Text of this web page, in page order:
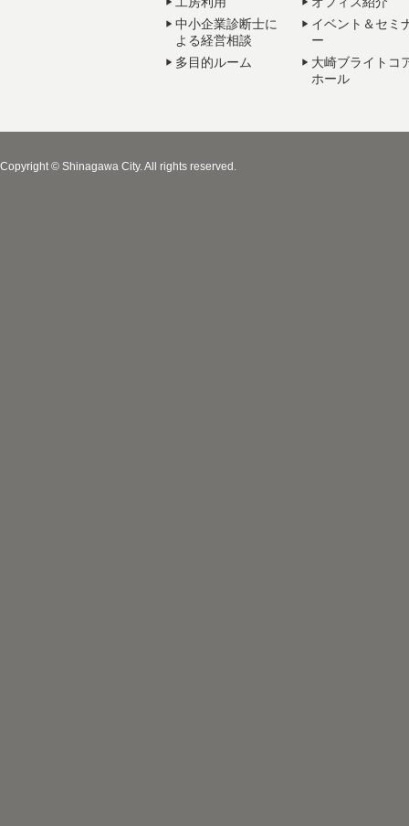
中小企業診断士に
よる経営相談
多目的ルーム
イベント＆セミ
ー
大崎ブライトコ
ホール
Copyright © Shinagawa City. All rights reserved.